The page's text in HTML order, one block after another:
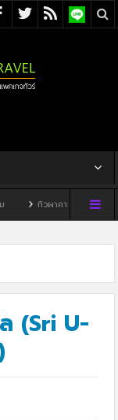
เฟ่ บ้านพิพิธภัณฑ์ไท
(Sri U-